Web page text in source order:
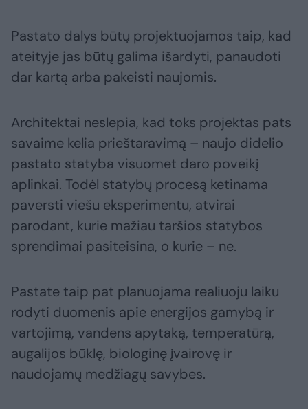
Pastato dalys būtų projektuojamos taip, kad
ateityje jas būtų galima išardyti, panaudoti
dar kartą arba pakeisti naujomis.
Architektai neslepia, kad toks projektas pats
savaime kelia prieštaravimą – naujo didelio
pastato statyba visuomet daro poveikį
aplinkai. Todėl statybų procesą ketinama
paversti viešu eksperimentu, atvirai
parodant, kurie mažiau taršios statybos
sprendimai pasiteisina, o kurie – ne.
Pastate taip pat planuojama realiuoju laiku
rodyti duomenis apie energijos gamybą ir
vartojimą, vandens apytaką, temperatūrą,
augalijos būklę, biologinę įvairovę ir
naudojamų medžiagų savybes.